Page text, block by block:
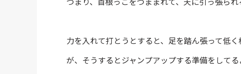
力を入れて打とうとすると、足を踏ん張って低
が、そうするとジャンプアップする準備をしてる